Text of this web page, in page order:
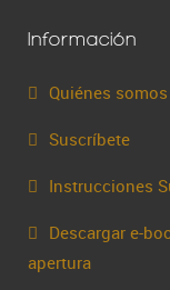
Información
Quiénes somos
Suscríbete
Instrucciones
Descargar e-
apertura